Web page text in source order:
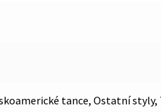
tance, Ostatní styly,